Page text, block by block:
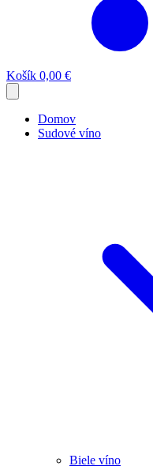
Košík 0,00 €
Domov
Sudové víno
Biele víno